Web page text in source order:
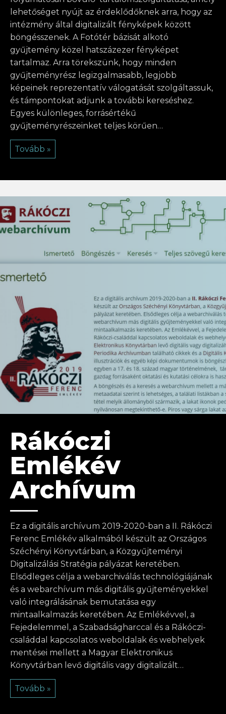
lehetőséget nyújt az érdeklődőknek arra, hogy az
intézmény által digitalizált fényképek között
böngésszenek. A Fotótér bázisát alkotó
gyűjtemény közel hatszázezer fényképet
tartalmaz. Arra törekszünk, hogy minden
gyűjteményrész legizgalmasabb, legjobb
képeinek reprezentatív válogatását szolgáltassuk,
és támpontokat adjunk a további kereséshez.
Egyes különleges, forrásértékű
gyűjteményrészeinket teljes körűen…
Tovább »
Rákóczi
Emlékév
Archívum
Ez a digitális archívum 2019-2020-ban a II. Rákóczi
Ferenc Emlékév alkalmából készült az Országos
Széchényi Könyvtárban, a Közgyűjteményi
Digitalizálási Stratégia pályázat keretében.
Elsődleges célja a webarchiválás technológiájának
és a webarchívum más digitális gyűjteményekkel
való integrálásának bemutatása egy
mintaalkalmazás keretében. Az Emlékévvel, a
Fejedelemmel, a Szabadságharccal és a Rákóczi-
családdal kapcsolatos weboldalak és webhelyek
mentései mellett a Magyar Elektronikus
Könyvtárban levő digitális vagy digitalizált…
Tovább »